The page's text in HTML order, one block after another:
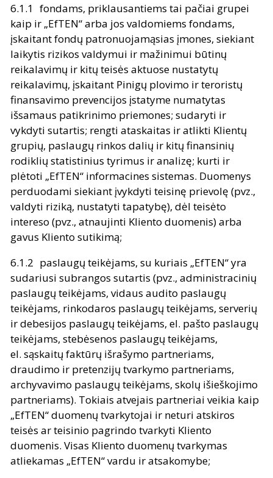
fondams, priklausantiems tai pačiai grupei
kaip ir „EfTEN“ arba jos valdomiems fondams,
įskaitant fondų patronuojamąsias įmones, siekiant
laikytis rizikos valdymui ir mažinimui būtinų
reikalavimų ir kitų teisės aktuose nustatytų
reikalavimų, įskaitant Pinigų plovimo ir teroristų
finansavimo prevencijos įstatyme numatytas
išsamaus patikrinimo priemones; sudaryti ir
vykdyti sutartis; rengti ataskaitas ir atlikti Klientų
grupių, paslaugų rinkos dalių ir kitų finansinių
rodiklių statistinius tyrimus ir analizę; kurti ir
plėtoti „EfTEN“ informacines sistemas. Duomenys
perduodami siekiant įvykdyti teisinę prievolę (pvz.,
valdyti riziką, nustatyti tapatybę), dėl teisėto
intereso (pvz., atnaujinti Kliento duomenis) arba
gavus Kliento sutikimą;
paslaugų teikėjams, su kuriais „EfTEN“ yra
sudariusi subrangos sutartis (pvz., administracinių
paslaugų teikėjams, vidaus audito paslaugų
teikėjams, rinkodaros paslaugų teikėjams, serverių
ir debesijos paslaugų teikėjams, el. pašto paslaugų
teikėjams, stebėsenos paslaugų teikėjams,
el. sąskaitų faktūrų išrašymo partneriams,
draudimo ir pretenzijų tvarkymo partneriams,
archyvavimo paslaugų teikėjams, skolų išieškojimo
partneriams). Tokiais atvejais partneriai veikia kaip
„EfTEN“ duomenų tvarkytojai ir neturi atskiros
teisės ar teisinio pagrindo tvarkyti Kliento
duomenis. Visas Kliento duomenų tvarkymas
atliekamas „EfTEN“ vardu ir atsakomybe;